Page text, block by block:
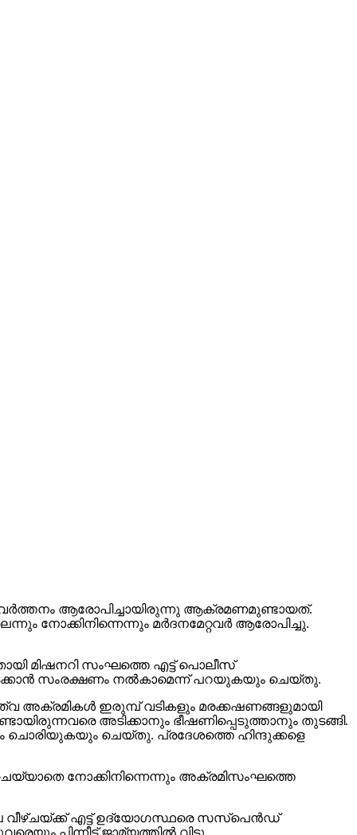
ആരോപിച്ചായിരുന്നു ആക്രമണമുണ്ടായത്.
നോക്കിനിന്നെന്നും മര്‍ദനമേറ്റവര്‍ ആരോപിച്ചു.
മിഷനറി സംഘത്തെ എട്ട് പൊലീസ്
സംരക്ഷണം നല്‍കാമെന്ന് പറയുകയും ചെയ്തു.
അക്രമികള്‍ ഇരുമ്പ് വടികളും മരക്കഷണങ്ങളുമായി
അടിക്കാനും ഭീഷണിപ്പെടുത്താനും തുടങ്ങി.
ചെയ്തു. പ്രദേശത്തെ ഹിന്ദുക്കളെ
നോക്കിനിന്നെന്നും അക്രമിസംഘത്തെ
എട്ട് ഉദ്യോഗസ്ഥരെ സസ്‌പെന്‍ഡ്
പിന്നീട് ജാമ്യത്തില്‍ വിട്ടു.